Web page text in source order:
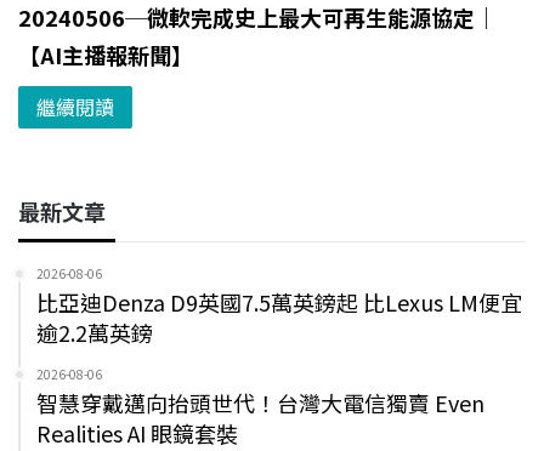
20240506─微軟完成史上最大可再生能源協定｜
【AI主播報新聞】
繼續閱讀
最新文章
2026-08-06
比亞迪Denza D9英國7.5萬英鎊起 比Lexus LM便宜
逾2.2萬英鎊
2026-08-06
智慧穿戴邁向抬頭世代！台灣大電信獨賣 Even
Realities AI 眼鏡套裝